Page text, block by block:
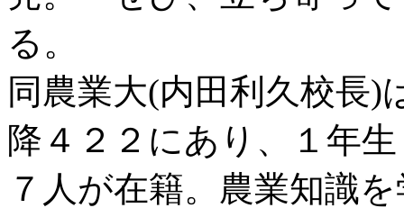
る。
同農業大(内田利久校長)
降４２２にあり、１年
７人が在籍。農業知識